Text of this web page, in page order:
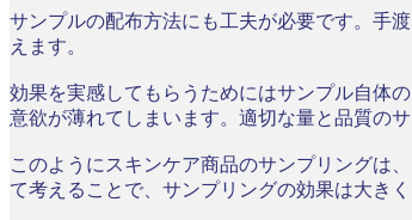
サンプルの配布方法にも工夫が必要です。手
えます。
効果を実感してもらうためにはサンプル自体
意欲が薄れてしまいます。適切な量と品質の
このようにスキンケア商品のサンプリングは
て考えることで、サンプリングの効果は大き